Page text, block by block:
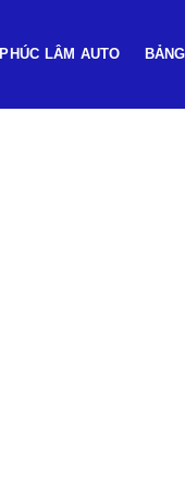
PHÚC LÂM AUTO